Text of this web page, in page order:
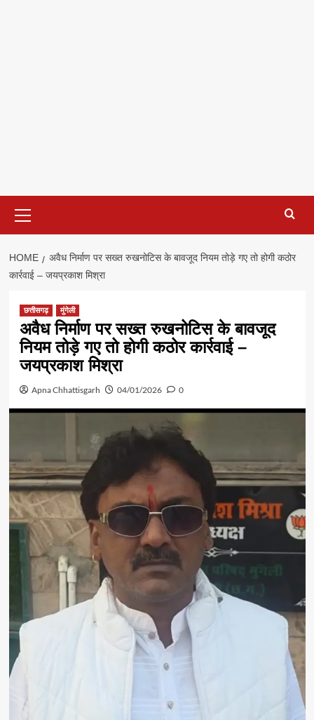
Menu
HOME
अवैध निर्माण पर सख्त रुखनोटिस के बावजूद नियम तोड़े गए तो होगी कठोर
कार्रवाई – जयप्रकाश मिश्रा
छत्तीसगढ़ मुंगेली
अवैध निर्माण पर सख्त रुखनोटिस के बावजूद
नियम तोड़े गए तो होगी कठोर कार्रवाई –
जयप्रकाश मिश्रा
Apna Chhattisgarh 04/01/2026 0